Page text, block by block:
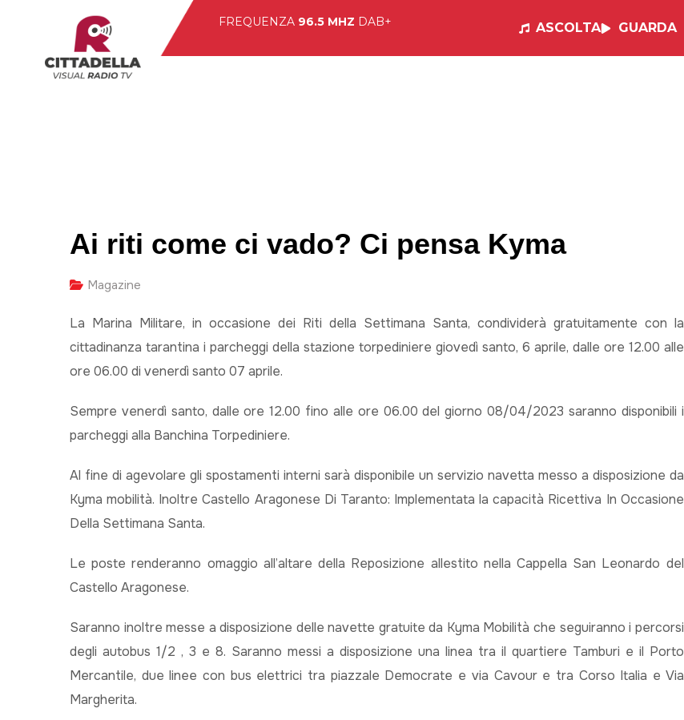
FREQUENZA 96.5 MHZ DAB+ ASCOLTA GUARDA
Ai riti come ci vado? Ci pensa Kyma
Magazine
La Marina Militare, in occasione dei Riti della Settimana Santa, condividerà gratuitamente con la
cittadinanza tarantina i parcheggi della stazione torpediniere giovedì santo, 6 aprile, dalle ore 12.00 alle
ore 06.00 di venerdì santo 07 aprile.
Sempre venerdì santo, dalle ore 12.00 fino alle ore 06.00 del giorno 08/04/2023 saranno disponibili i
parcheggi alla Banchina Torpediniere.
Al fine di agevolare gli spostamenti interni sarà disponibile un servizio navetta messo a disposizione da
Kyma mobilità. Inoltre Castello Aragonese Di Taranto: Implementata la capacità Ricettiva In Occasione
Della Settimana Santa.
Le poste renderanno omaggio all’altare della Reposizione allestito nella Cappella San Leonardo del
Castello Aragonese.
Saranno inoltre messe a disposizione delle navette gratuite da Kyma Mobilità che seguiranno i percorsi
degli autobus 1/2 , 3 e 8. Saranno messi a disposizione una linea tra il quartiere Tamburi e il Porto
Mercantile, due linee con bus elettrici tra piazzale Democrate e via Cavour e tra Corso Italia e Via
Margherita.